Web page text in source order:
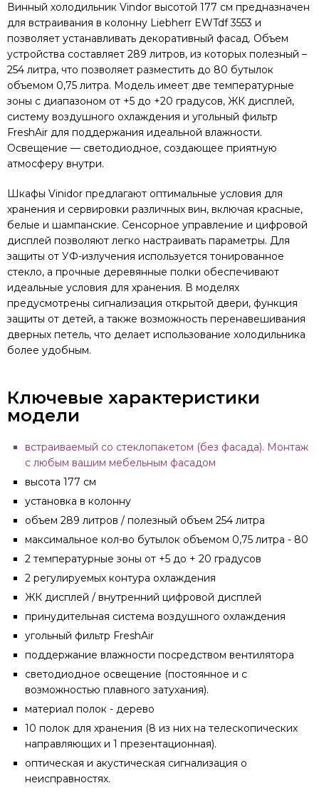
Винный холодильник Vindor высотой 177 см предназначен
для встраивания в колонну Liebherr EWTdf 3553 и
позволяет устанавливать декоративный фасад. Объем
устройства составляет 289 литров, из которых полезный –
254 литра, что позволяет разместить до 80 бутылок
объемом 0,75 литра. Модель имеет две температурные
зоны с диапазоном от +5 до +20 градусов, ЖК дисплей,
систему воздушного охлаждения и угольный фильтр
FreshAir для поддержания идеальной влажности.
Освещение — светодиодное, создающее приятную
атмосферу внутри.
Шкафы Vinidor предлагают оптимальные условия для
хранения и сервировки различных вин, включая красные,
белые и шампанские. Сенсорное управление и цифровой
дисплей позволяют легко настраивать параметры. Для
защиты от УФ-излучения используется тонированное
стекло, а прочные деревянные полки обеспечивают
идеальные условия для хранения. В моделях
предусмотрены сигнализация открытой двери, функция
защиты от детей, а также возможность перенавешивания
дверных петель, что делает использование холодильника
более удобным.
Ключевые характеристики
модели
встраиваемый со стеклопакетом (без фасада). Монтаж
с любым вашим мебельным фасадом
высота 177 см
установка в колонну
объем 289 литров / полезный объем 254 литра
максимальное кол-во бутылок объемом 0,75 литра - 80
2 температурные зоны от +5 до + 20 градусов
2 регулируемых контура охлаждения
ЖК дисплей / внутренний цифровой дисплей
принудительная система воздушного охлаждения
угольный фильтр FreshAir
поддержание влажности посредством вентилятора
светодиодное освещение (постоянное и с
возможностью плавного затухания).
материал полок - дерево
10 полок для хранения (8 из них на телескопических
направляющих и 1 презентационная).
оптическая и акустическая сигнализация о
неисправностях.